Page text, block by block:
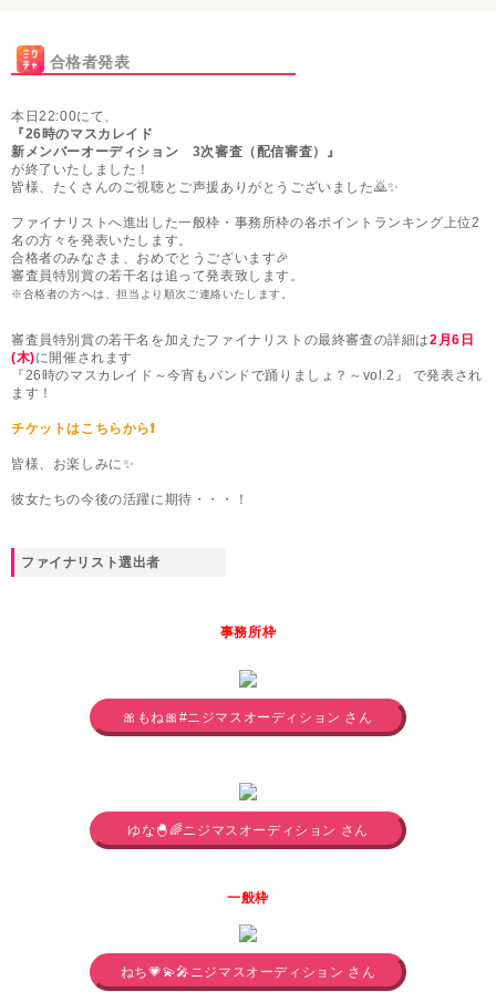
合格者発表
本日22:00にて、
『26時のマスカレイド
新メンバーオーディション 3次審査（配信審査）』
が終了いたしました！
皆様、たくさんのご視聴とご声援ありがとうございました🙇✨
ファイナリストへ進出した一般枠・事務所枠の各ポイントランキング上位2
名の方々を発表いたします。
合格者のみなさま、おめでとうございます🎉
審査員特別賞の若干名は追って発表致します。
※合格者の方へは、担当より順次ご連絡いたします。
審査員特別賞の若干名を加えたファイナリストの最終審査の詳細は2月6日
(木)に開催されます
『26時のマスカレイド～今宵もバンドで踊りましょ？～vol.2』 で発表され
ます！
チケットはこちらから❗️
皆様、お楽しみに✨
彼女たちの今後の活躍に期待・・・！
ファイナリスト選出者
事務所枠
🎀もね🎀#ニジマスオーディション さん
ゆな🐣🌈ニジマスオーディション さん
一般枠
ねち💗💫🎤ニジマスオーディション さん